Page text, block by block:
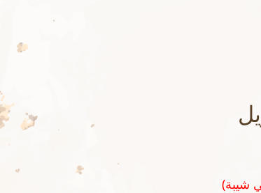
(رواه ابن أبي شيبة في المصنف رقم ١٤٧١٨ وحسنه الشيخ الشثري في تحقيق مصنف ابن أبي شيبة